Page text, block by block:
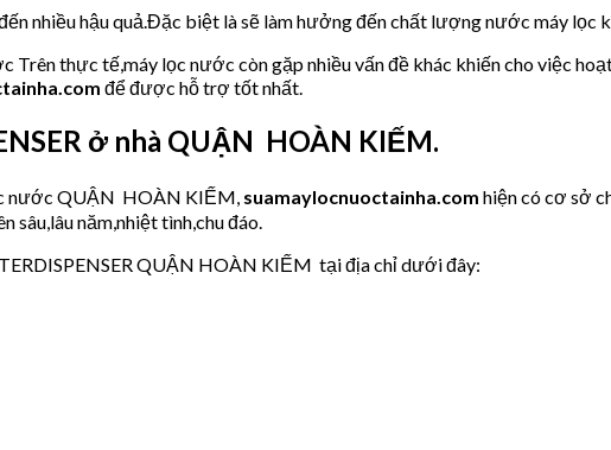
nhiều hậu quả.Đặc biệt là sẽ làm hưởng đến chất lượng nước máy lọc
Trên thực tế,máy lọc nước còn gặp nhiều vấn đề khác khiến cho việc
để được hỗ trợ tốt nhất.
ở nhà QUẬN HOÀN KIẾM.
nước QUẬN HOÀN KIẾM, suamaylocnuoctainha.com hiện có cơ sở
năm,nhiệt tình,chu đáo.
QUẬN HOÀN KIẾM tại địa chỉ dưới đây: